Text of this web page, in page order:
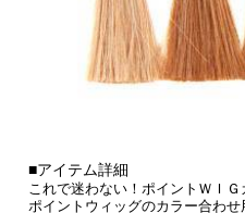
■アイテム詳細
これで迷わない！ポイントＷＩ
ポイントウィッグのカラー合わせ